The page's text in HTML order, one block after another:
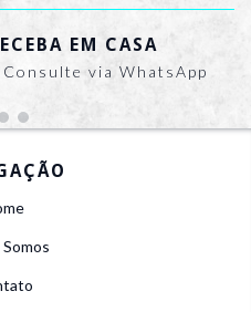
EM CASA
via WhatsApp